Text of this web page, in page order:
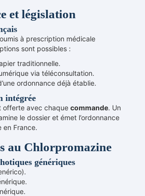
et législation
à prescription médicale
sont possibles :
traditionnelle.
via téléconsultation.
ordonnance déjà établie.
intégrée
offerte avec chaque commande. Un
le dossier et émet l’ordonnance
en France.
au Chlorpromazine
génériques